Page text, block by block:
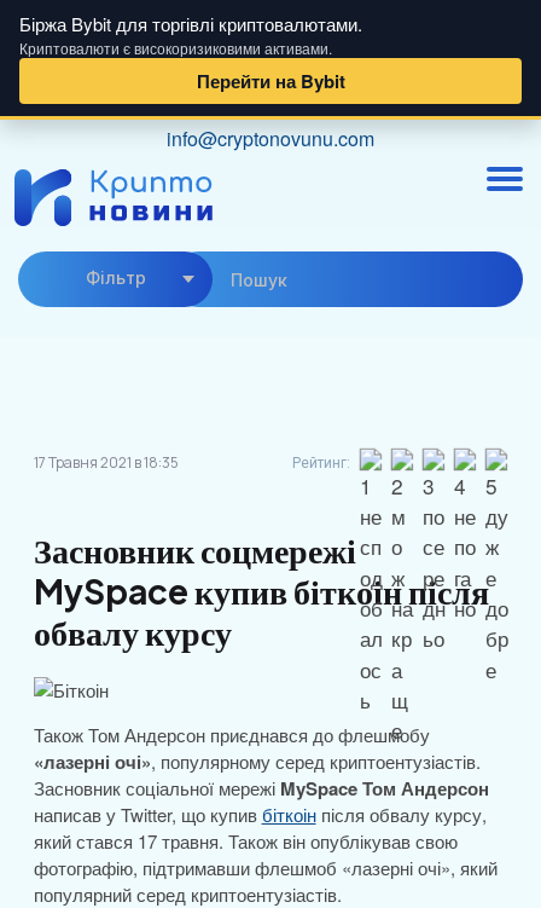
Біржа Bybit для торгівлі криптовалютами.
Криптовалюти є високоризиковими активами.
Перейти на Bybit
content
info@cryptonovunu.com
Фiльтр
17 Травня 2021 в 18:35 Рейтинг:
Засновник соцмережі
MySpace купив біткоін після
обвалу курсу
Також Том Андерсон приєднався до флешмобу
«лазерні очі», популярному серед криптоентузіастів.
Засновник соціальної мережі MySpace Том Андерсон
написав у Twitter, що купивбіткоінпісля обвалу курсу,
який стався 17 травня. Також він опублікував свою
фотографію, підтримавши флешмоб «лазерні очі», який
популярний серед криптоентузіастів.